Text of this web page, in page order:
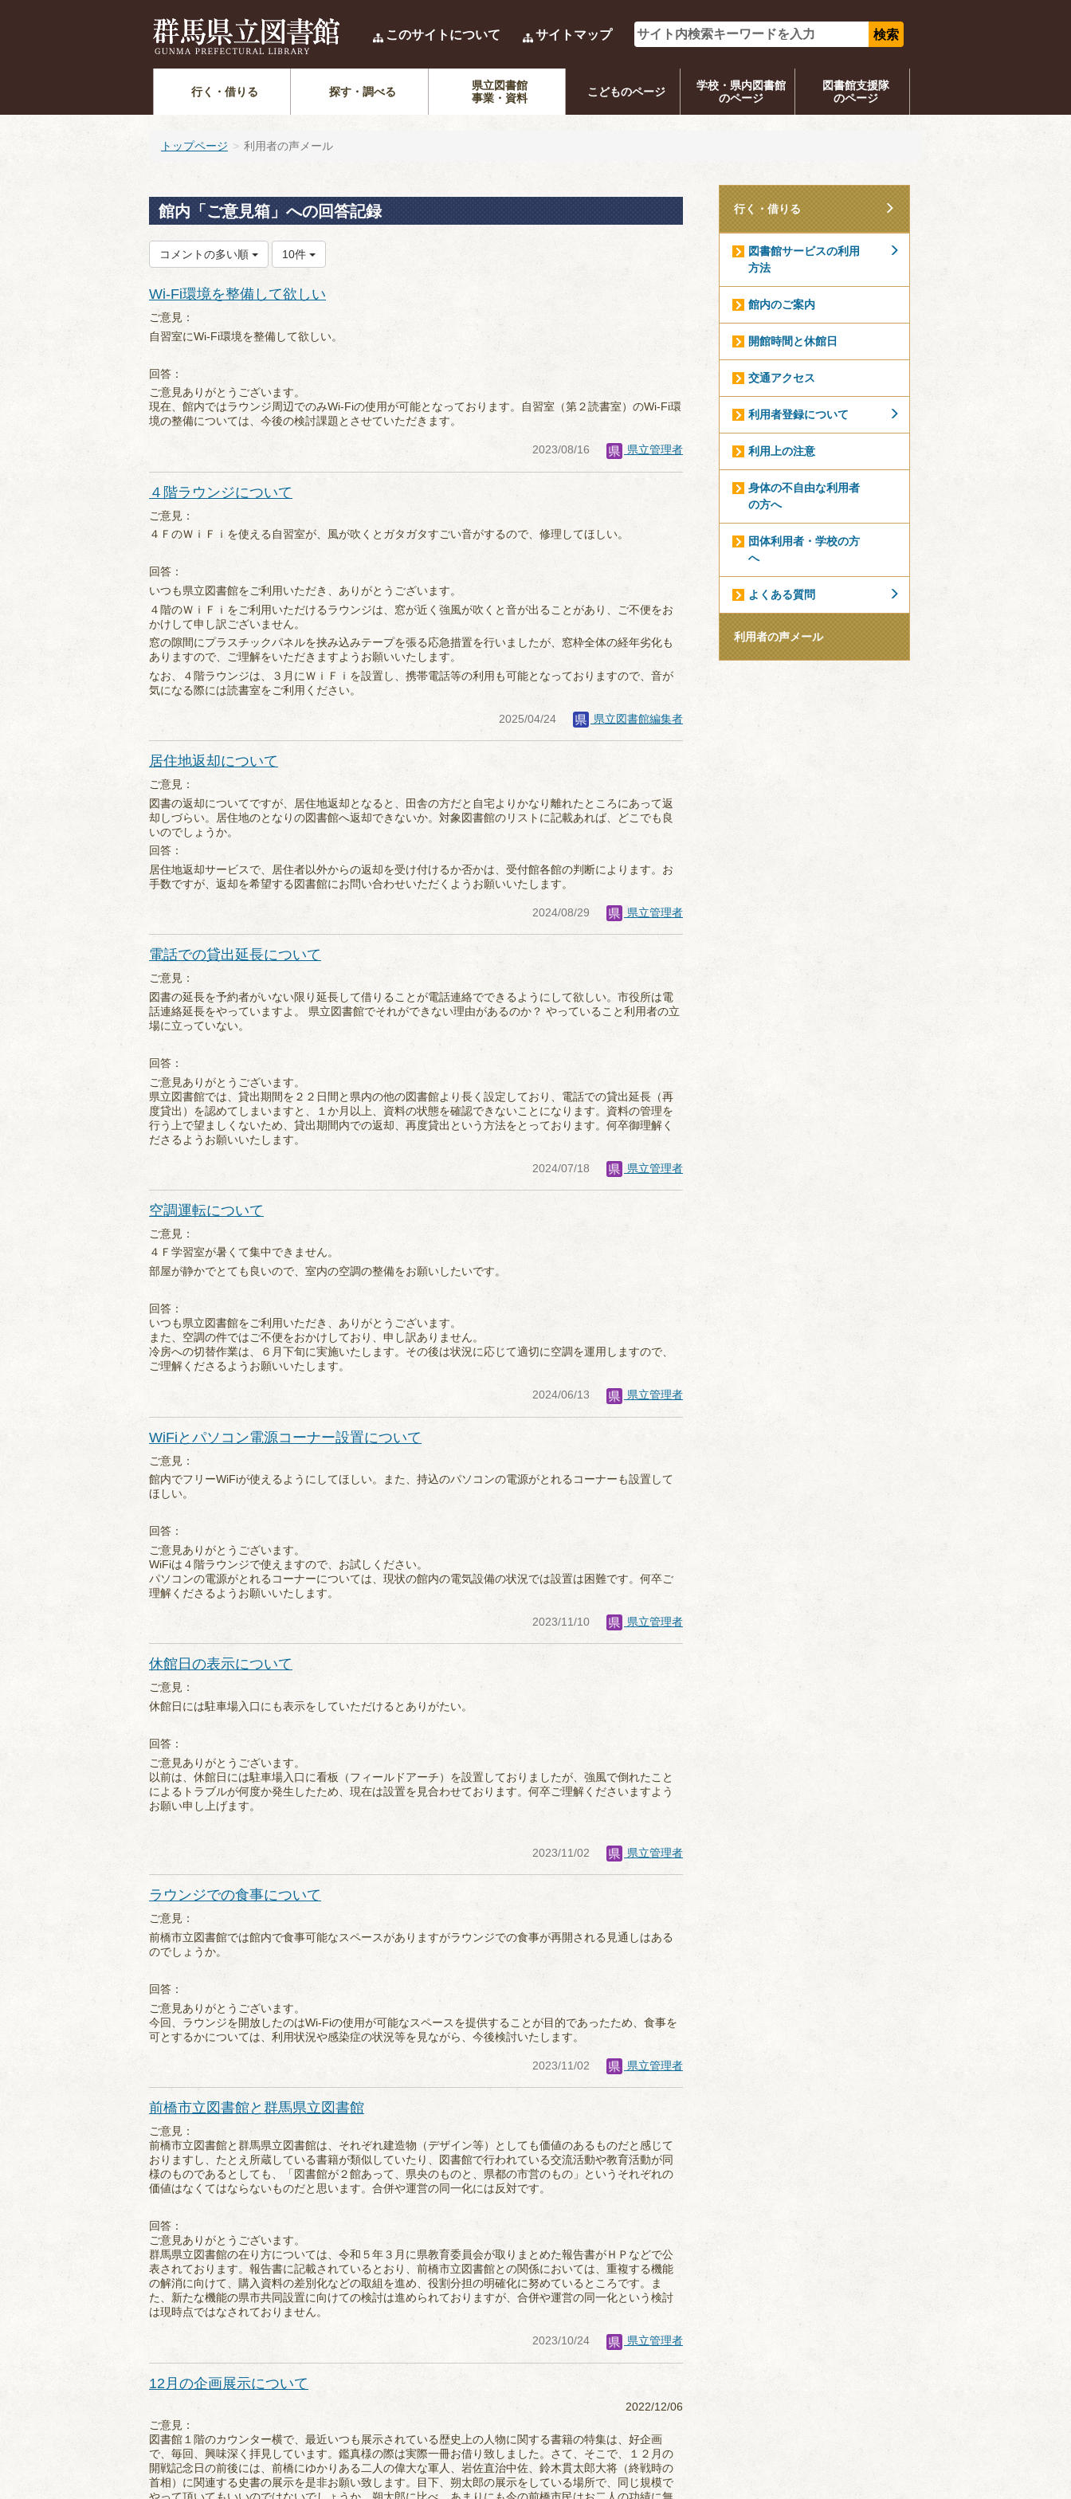
このサイトについて サイトマップ
行く・借りる 探す・調べる
県立図書館
事業・資料
こどものページ
学校・県内図書館
のページ
図書館支援隊
のページ
トップページ 利用者の声メール
館内「ご意見箱」への回答記録
コメントの多い順 10件
Wi-Fi環境を整備して欲しい
ご意見：
自習室にWi-Fi環境を整備して欲しい。
回答：
ご意見ありがとうございます。
現在、館内ではラウンジ周辺でのみWi-Fiの使用が可能となっております。自習室（第２読書室）のWi-Fi環
境の整備については、今後の検討課題とさせていただきます。
2023/08/16 県立管理者
４階ラウンジについて
ご意見：
４ＦのＷｉＦｉを使える自習室が、風が吹くとガタガタすごい音がするので、修理してほしい。
回答：
いつも県立図書館をご利用いただき、ありがとうございます。
４階のＷｉＦｉをご利用いただけるラウンジは、窓が近く強風が吹くと音が出ることがあり、ご不便をお
かけして申し訳ございません。
窓の隙間にプラスチックパネルを挟み込みテープを張る応急措置を行いましたが、窓枠全体の経年劣化も
ありますので、ご理解をいただきますようお願いいたします。
なお、４階ラウンジは、３月にＷｉＦｉを設置し、携帯電話等の利用も可能となっておりますので、音が
気になる際には読書室をご利用ください。
2025/04/24 県立図書館編集者
居住地返却について
ご意見：
図書の返却についてですが、居住地返却となると、田舎の方だと自宅よりかなり離れたところにあって返
却しづらい。居住地のとなりの図書館へ返却できないか。対象図書館のリストに記載あれば、どこでも良
いのでしょうか。
回答：
居住地返却サービスで、居住者以外からの返却を受け付けるか否かは、受付館各館の判断によります。お
手数ですが、返却を希望する図書館にお問い合わせいただくようお願いいたします。
2024/08/29 県立管理者
電話での貸出延長について
ご意見：
図書の延長を予約者がいない限り延長して借りることが電話連絡でできるようにして欲しい。市役所は電
話連絡延長をやっていますよ。 県立図書館でそれができない理由があるのか？ やっていること利用者の立
場に立っていない。
回答：
ご意見ありがとうございます。
県立図書館では、貸出期間を２２日間と県内の他の図書館より長く設定しており、電話での貸出延長（再
度貸出）を認めてしまいますと、１か月以上、資料の状態を確認できないことになります。資料の管理を
行う上で望ましくないため、貸出期間内での返却、再度貸出という方法をとっております。何卒御理解く
ださるようお願いいたします。
2024/07/18 県立管理者
空調運転について
ご意見：
４Ｆ学習室が暑くて集中できません。
部屋が静かでとても良いので、室内の空調の整備をお願いしたいです。
回答：
いつも県立図書館をご利用いただき、ありがとうございます。
また、空調の件ではご不便をおかけしており、申し訳ありません。
冷房への切替作業は、６月下旬に実施いたします。その後は状況に応じて適切に空調を運用しますので、
ご理解くださるようお願いいたします。
2024/06/13 県立管理者
WiFiとパソコン電源コーナー設置について
ご意見：
館内でフリーWiFiが使えるようにしてほしい。また、持込のパソコンの電源がとれるコーナーも設置して
ほしい。
回答：
ご意見ありがとうございます。
WiFiは４階ラウンジで使えますので、お試しください。
パソコンの電源がとれるコーナーについては、現状の館内の電気設備の状況では設置は困難です。何卒ご
理解くださるようお願いいたします。
2023/11/10 県立管理者
休館日の表示について
ご意見：
休館日には駐車場入口にも表示をしていただけるとありがたい。
回答：
ご意見ありがとうございます。
以前は、休館日には駐車場入口に看板（フィールドアーチ）を設置しておりましたが、強風で倒れたこと
によるトラブルが何度か発生したため、現在は設置を見合わせております。何卒ご理解くださいますよう
お願い申し上げます。
2023/11/02 県立管理者
ラウンジでの食事について
ご意見：
前橋市立図書館では館内で食事可能なスペースがありますがラウンジでの食事が再開される見通しはある
のでしょうか。
回答：
ご意見ありがとうございます。
今回、ラウンジを開放したのはWi-Fiの使用が可能なスペースを提供することが目的であったため、食事を
可とするかについては、利用状況や感染症の状況等を見ながら、今後検討いたします。
2023/11/02 県立管理者
前橋市立図書館と群馬県立図書館
ご意見：
前橋市立図書館と群馬県立図書館は、それぞれ建造物（デザイン等）としても価値のあるものだと感じて
おりますし、たとえ所蔵している書籍が類似していたり、図書館で行われている交流活動や教育活動が同
様のものであるとしても、「図書館が２館あって、県央のものと、県都の市営のもの」というそれぞれの
価値はなくてはならないものだと思います。合併や運営の同一化には反対です。
回答：
ご意見ありがとうございます。
群馬県立図書館の在り方については、令和５年３月に県教育委員会が取りまとめた報告書がＨＰなどで公
表されております。報告書に記載されているとおり、前橋市立図書館との関係においては、重複する機能
の解消に向けて、購入資料の差別化などの取組を進め、役割分担の明確化に努めているところです。ま
た、新たな機能の県市共同設置に向けての検討は進められておりますが、合併や運営の同一化という検討
は現時点ではなされておりません。
2023/10/24 県立管理者
12月の企画展示について
2022/12/06
ご意見：
図書館１階のカウンター横で、最近いつも展示されている歴史上の人物に関する書籍の特集は、好企画
で、毎回、興味深く拝見しています。鑑真様の際は実際一冊お借り致しました。さて、そこで、１２月の
開戦記念日の前後には、前橋にゆかりある二人の偉大な軍人、岩佐直治中佐、鈴木貫太郎大将（終戦時の
首相）に関連する史書の展示を是非お願い致します。目下、朔太郎の展示をしている場所で、同じ規模で
行く・借りる
図書館サービスの利用
方法
館内のご案内
開館時間と休館日
交通アクセス
利用者登録について
利用上の注意
身体の不自由な利用者
の方へ
団体利用者・学校の方
へ
よくある質問
利用者の声メール